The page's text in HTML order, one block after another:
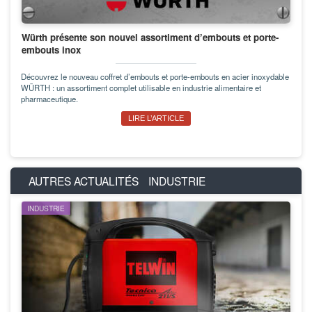
Würth présente son nouvel assortiment d’embouts et porte-
embouts inox
Découvrez le nouveau coffret d’embouts et porte-embouts en acier inoxydable
WÜRTH : un assortiment complet utilisable en industrie alimentaire et
pharmaceutique.
LIRE L’ARTICLE
AUTRES ACTUALITÉS INDUSTRIE
INDUSTRIE